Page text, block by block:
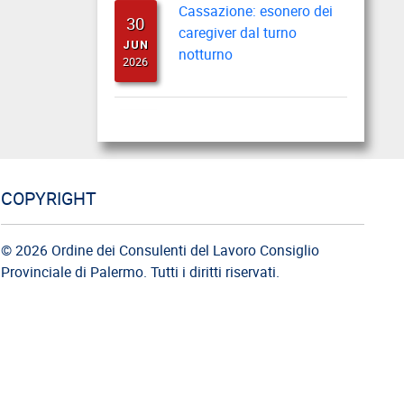
JUN
2026
caregiver dal turno
notturno
JUN
2026
periodo feriale
JUN
2026
Cassazione: gli obblighi di
informazione e
formazione
COPYRIGHT
© 2026 Ordine dei Consulenti del Lavoro Consiglio
Provinciale di Palermo. Tutti i diritti riservati.